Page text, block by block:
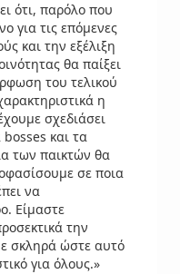
ότι, παρόλο που
για τις επόμενες
και την εξέλιξη
θα παίξει
του τελικού
η
σχεδιάσει
bosses και τα
των παικτών θα
σε ποια
να
Είμαστε
την
σκληρά ώστε αυτό
για όλους.»